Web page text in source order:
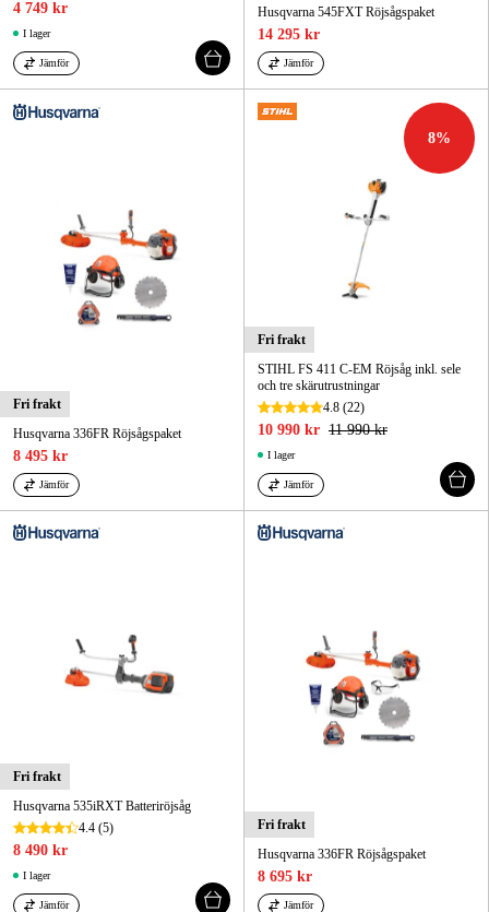
4 749 kr
I lager
Jämför
Husqvarna 545FXT Röjsågspaket
14 295 kr
Jämför
Fri frakt
Husqvarna 336FR Röjsågspaket
8 495 kr
Jämför
8%
Fri frakt
STIHL FS 411 C-EM Röjsåg inkl. sele
och tre skärutrustningar
4.8 (22)
10 990 kr 11 990 kr
I lager
Jämför
Fri frakt
Husqvarna 535iRXT Batteriröjsåg
4.4 (5)
8 490 kr
I lager
Jämför
Fri frakt
Husqvarna 336FR Röjsågspaket
8 695 kr
Jämför